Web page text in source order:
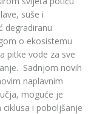
suše i
degradiranu
o ekosistemu
pitke vode za sve
Sadnjom novih
naplavnim
moguće je
i poboljšanje